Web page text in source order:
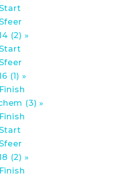
(2) »
(1) »
Finish
(3) »
Finish
(2) »
Finish